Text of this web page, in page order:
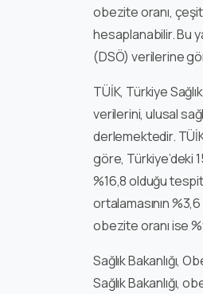
obezite oranı,
hesaplanabilir. Bu
(DSÖ) verilerine
TÜİK, Türkiye
verilerini, ulusal
derlemektedir.
göre, Türkiye’deki
%16,8 olduğu tespit
ortalamasının
obezite oranı ise
Sağlık Bakanlığı,
Sağlık Bakanlığı,